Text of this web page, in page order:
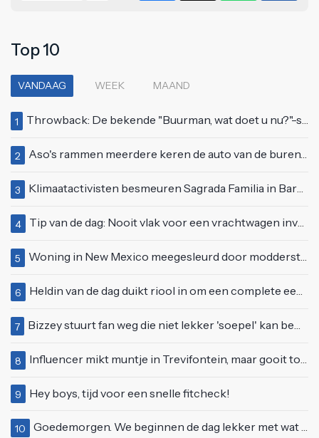
Top 10
VANDAAG WEEK MAAND
1 Throwback: De bekende "Buurman, wat doet u nu?"-scène uit Flodder met Tatjana Šimić
2 Aso's rammen meerdere keren de auto van de buren, maar doen alsof er niets gebeurd is
3 Klimaatactivisten besmeuren Sagrada Familia in Barcelona met lading verf
4 Tip van de dag: Nooit vlak voor een vrachtwagen invoegen
5 Woning in New Mexico meegesleurd door modderstroom
6 Heldin van de dag duikt riool in om een complete eendenfamilie te redden
7 Bizzey stuurt fan weg die niet lekker 'soepel' kan bewegen op podium
8 Influencer mikt muntje in Trevifontein, maar gooit toerist bijna knock-out
9 Hey boys, tijd voor een snelle fitcheck!
10 Goedemorgen. We beginnen de dag lekker met wat rek- en strekoefeningen